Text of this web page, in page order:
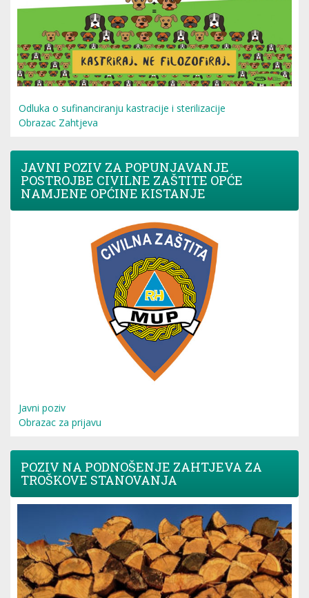
Odluka o sufinanciranju kastracije i sterilizacije
Obrazac Zahtjeva
JAVNI POZIV ZA POPUNJAVANJE
POSTROJBE CIVILNE ZAŠTITE OPĆE
NAMJENE OPĆINE KISTANJE
Javni poziv
Obrazac za prijavu
POZIV NA PODNOŠENJE ZAHTJEVA ZA
TROŠKOVE STANOVANJA